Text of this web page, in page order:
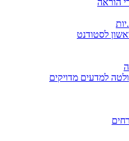
הוראה
לסטודנט
למדעים מדויקים